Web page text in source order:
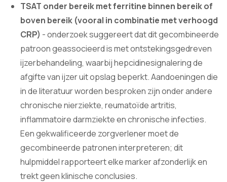
TSAT onder bereik met ferritine binnen bereik of
boven bereik (vooral in combinatie met verhoogd
CRP) - onderzoek suggereert dat dit gecombineerde
patroon geassocieerd is met ontstekingsgedreven
ijzerbehandeling, waarbij hepcidinesignalering de
afgifte van ijzer uit opslag beperkt. Aandoeningen die
in de literatuur worden besproken zijn onder andere
chronische nierziekte, reumatoïde artritis,
inflammatoire darmziekte en chronische infecties.
Een gekwalificeerde zorgverlener moet de
gecombineerde patronen interpreteren; dit
hulpmiddel rapporteert elke marker afzonderlijk en
trekt geen klinische conclusies.